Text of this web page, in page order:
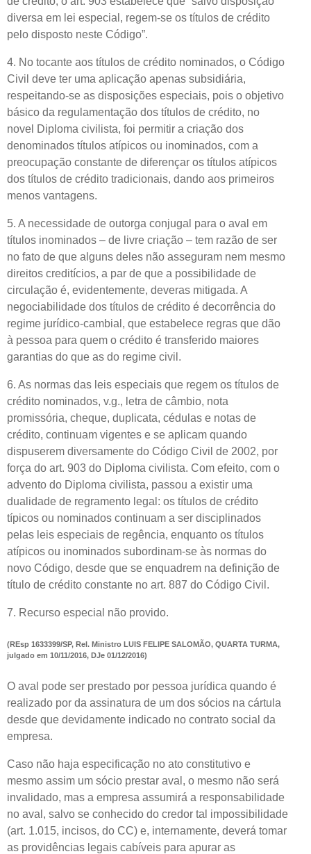
diversa em lei especial, regem-se os títulos de crédito
pelo disposto neste Código”.
4. No tocante aos títulos de crédito nominados, o Código
Civil deve ter uma aplicação apenas subsidiária,
respeitando-se as disposições especiais, pois o objetivo
básico da regulamentação dos títulos de crédito, no
novel Diploma civilista, foi permitir a criação dos
denominados títulos atípicos ou inominados, com a
preocupação constante de diferençar os títulos atípicos
dos títulos de crédito tradicionais, dando aos primeiros
menos vantagens.
5. A necessidade de outorga conjugal para o aval em
títulos inominados – de livre criação – tem razão de ser
no fato de que alguns deles não asseguram nem mesmo
direitos creditícios, a par de que a possibilidade de
circulação é, evidentemente, deveras mitigada. A
negociabilidade dos títulos de crédito é decorrência do
regime jurídico-cambial, que estabelece regras que dão
à pessoa para quem o crédito é transferido maiores
garantias do que as do regime civil.
6. As normas das leis especiais que regem os títulos de
crédito nominados, v.g., letra de câmbio, nota
promissória, cheque, duplicata, cédulas e notas de
crédito, continuam vigentes e se aplicam quando
dispuserem diversamente do Código Civil de 2002, por
força do art. 903 do Diploma civilista. Com efeito, com o
advento do Diploma civilista, passou a existir uma
dualidade de regramento legal: os títulos de crédito
típicos ou nominados continuam a ser disciplinados
pelas leis especiais de regência, enquanto os títulos
atípicos ou inominados subordinam-se às normas do
novo Código, desde que se enquadrem na definição de
título de crédito constante no art. 887 do Código Civil.
7. Recurso especial não provido.
(REsp 1633399/SP, Rel. Ministro LUIS FELIPE SALOMÃO, QUARTA TURMA,
julgado em 10/11/2016, DJe 01/12/2016)
O aval pode ser prestado por pessoa jurídica quando é
realizado por da assinatura de um dos sócios na cártula
desde que devidamente indicado no contrato social da
empresa.
Caso não haja especificação no ato constitutivo e
mesmo assim um sócio prestar aval, o mesmo não será
invalidado, mas a empresa assumirá a responsabilidade
no aval, salvo se conhecido do credor tal impossibilidade
(art. 1.015, incisos, do CC) e, internamente, deverá tomar
as providências legais cabíveis para apurar as